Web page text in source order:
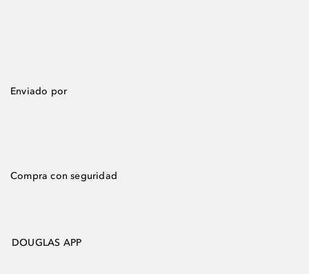
Enviado por
Compra con seguridad
DOUGLAS APP